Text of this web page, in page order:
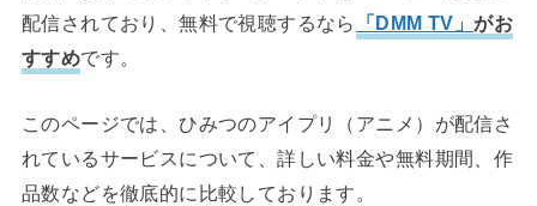
配信されており、無料で視聴するなら
「DMM TV」がお
すすめです。
このページでは、ひみつのアイプリ（アニメ）が配信さ
れているサービスについて、詳しい料金や無料期間、作
品数などを徹底的に比較しております。